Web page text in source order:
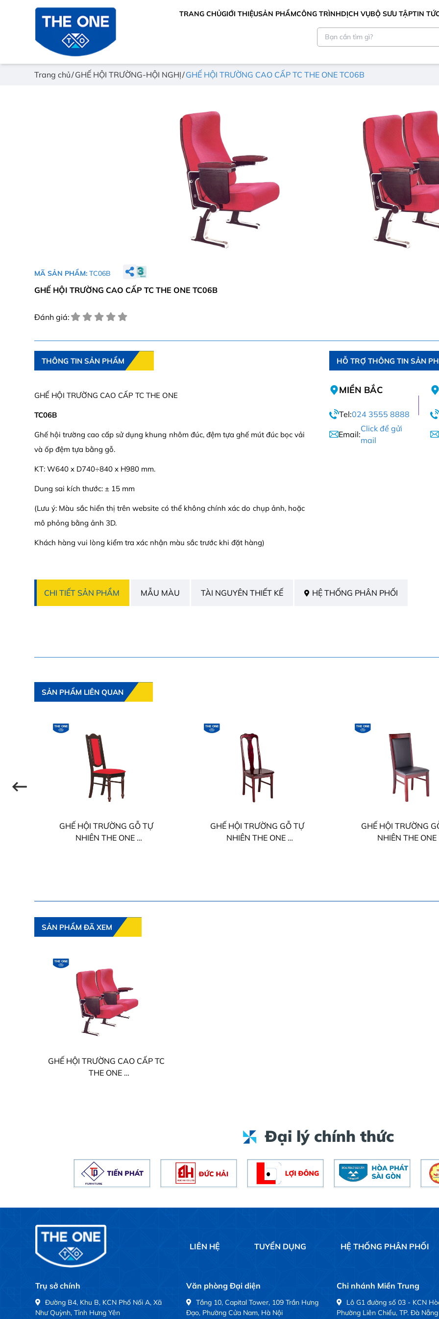
TRANG CHỦGIỚI THIỆUSẢN PHẨMCÔNG TRÌNHDỊCH VỤBỘ SƯU TẬPTIN
Trang chủ GHẾ HỘI TRƯỜNG-HỘI NGHỊ GHẾ HỘI TRƯỜNG CAO CẤP TC THE ONE TC06B
MÃ SẢN PHẨM: TC06B
GHẾ HỘI TRƯỜNG CAO CẤP TC THE ONE TC06B
Đánh giá:
THÔNG TIN SẢN PHẨM
GHẾ HỘI TRƯỜNG CAO CẤP TC THE ONE
TC06B
Ghế hội trường cao cấp sử dụng khung nhôm đúc, đệm tựa ghế mút đúc bọc vải
và ốp đệm tựa bằng gỗ.
KT: W640 x D740÷840 x H980 mm.
Dung sai kích thước: ± 15 mm
(Lưu ý: Màu sắc hiển thị trên website có thể không chính xác do chụp ảnh, hoặc
mô phỏng bằng ảnh 3D.
Khách hàng vui lòng kiểm tra xác nhận màu sắc trước khi đặt hàng)
HỖ TRỢ THÔNG TIN SẢN
MIỀN BẮC
Tel:024 3555 8888
Email:
Click để gửi
mail
CHI TIẾT SẢN PHẨM MẪU MÀU TÀI NGUYÊN THIẾT KẾ HỆ THỐNG PHÂN PHỐI
SẢN PHẨM LIÊN QUAN
GHẾ HỘI TRƯỜNG GỖ TỰ
NHIÊN THE ONE
GHẾ HỘI TRƯỜNG GỖ TỰ
NHIÊN THE ONE
GHẾ HỘI TRƯỜNG
NHIÊN THE ONE
SẢN PHẨM ĐÃ XEM
GHẾ HỘI TRƯỜNG CAO CẤP TC
THE ONE
Đại lý chính thức
LIÊN HỆ TUYỂN DỤNG HỆ THỐNG PHÂN PHỐI
Trụ sở chính
Đường B4, Khu B, KCN Phố Nối A, Xã
Như Quỳnh, Tỉnh Hưng Yên
Văn phòng Đại diện
Tầng 10, Capital Tower, 109 Trần Hưng
Đạo, Phường Cửa Nam, Hà Nội
Chi nhánh Miền Trung
Lô G1 đường số 03 - KCN
Phường Liên Chiểu, TP. Đà Nẵng